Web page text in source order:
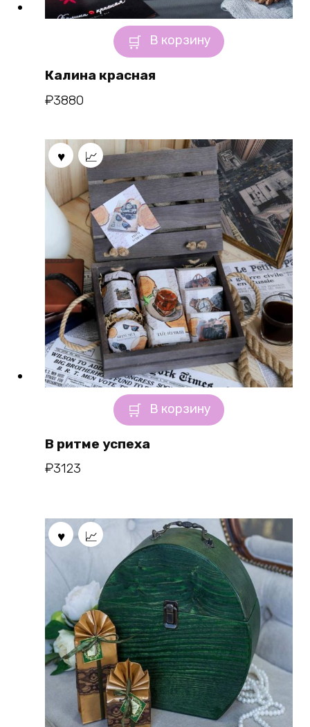
В корзину
Калина красная
₽3880
В корзину
В ритме успеха
₽3123